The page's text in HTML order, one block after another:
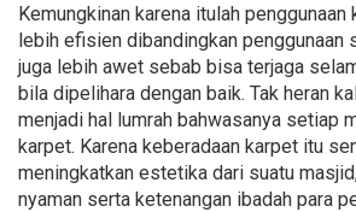
Kemungkinan karena itulah
lebih efisien dibandingkan penggunaan
juga lebih awet sebab bisa terjaga
bila dipelihara dengan baik. Tak heran
menjadi hal lumrah bahwasanya setiap
karpet. Karena keberadaan karpet itu
meningkatkan estetika dari suatu
nyaman serta ketenangan ibadah para